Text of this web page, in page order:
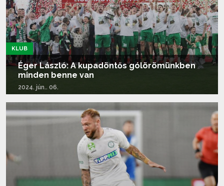
KLUB
Éger László: A kupadöntős gólörömünkben
minden benne van
2024. jún.. 06.
Tovább olvasom...